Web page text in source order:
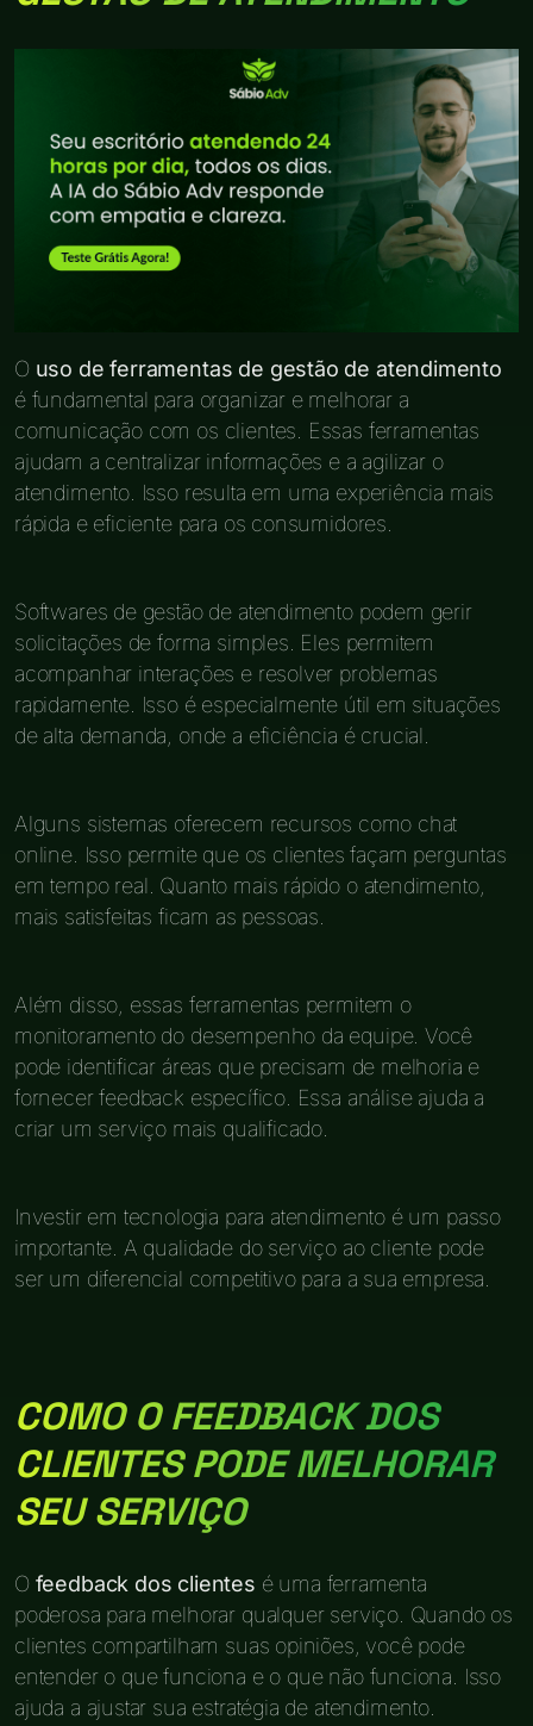
O uso de ferramentas de gestão de atendimento
é fundamental para organizar e melhorar a
comunicação com os clientes. Essas ferramentas
ajudam a centralizar informações e a agilizar o
atendimento. Isso resulta em uma experiência mais
rápida e eficiente para os consumidores.
Softwares de gestão de atendimento podem gerir
solicitações de forma simples. Eles permitem
acompanhar interações e resolver problemas
rapidamente. Isso é especialmente útil em situações
de alta demanda, onde a eficiência é crucial.
Alguns sistemas oferecem recursos como chat
online. Isso permite que os clientes façam perguntas
em tempo real. Quanto mais rápido o atendimento,
mais satisfeitas ficam as pessoas.
Além disso, essas ferramentas permitem o
monitoramento do desempenho da equipe. Você
pode identificar áreas que precisam de melhoria e
fornecer feedback específico. Essa análise ajuda a
criar um serviço mais qualificado.
Investir em tecnologia para atendimento é um passo
importante. A qualidade do serviço ao cliente pode
ser um diferencial competitivo para a sua empresa.
COMO O FEEDBACK DOS
CLIENTES PODE MELHORAR
SEU SERVIÇO
O feedback dos clientes é uma ferramenta
poderosa para melhorar qualquer serviço. Quando os
clientes compartilham suas opiniões, você pode
entender o que funciona e o que não funciona. Isso
ajuda a ajustar sua estratégia de atendimento.